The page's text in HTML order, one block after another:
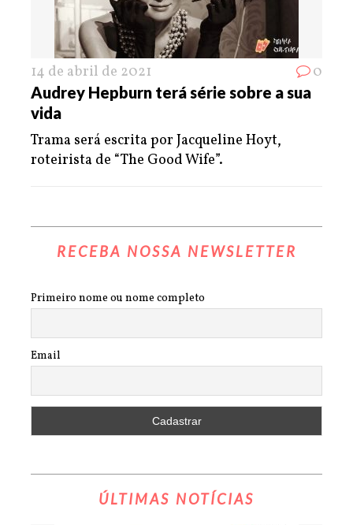
14 de abril de 2021 0
Audrey Hepburn terá série sobre a sua
vida
Trama será escrita por Jacqueline Hoyt,
roteirista de “The Good Wife”.
RECEBA NOSSA NEWSLETTER
Primeiro nome ou nome completo
Email
ÚLTIMAS NOTÍCIAS